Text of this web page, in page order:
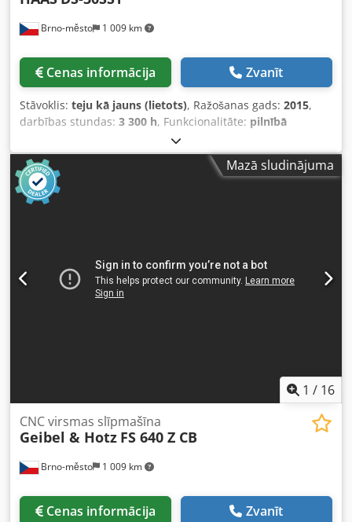
Brno-město 1 009 km
Cenas informācija Zvanīt
Stāvoklis: teju kā jauns (lietots), Ražošanas gads: 2015,
darbības stundas: 3 300 h, Funkcionalitāte: pilnībā
, Iekārtas teicamā stāvoklī, gandrīz jauna,
darbojusies tikai 3300 stundas. Iekārtas svars 7259,5 kg
Credpfx Ajzmu Utopyef Maksimālais apstrādes garums
584,2 mm Maksimālais apstrādes diametrs 406,4 mm
Maksimālais attālums starp centriem 807,7 mm X ass:
pretēji rotējošu vārpstu. Y ass +/- 50,6 mm - kustīgi
instrumenti visās pozīcijās C ass Iekļauts automātiskais
materiālu padeves mehānisms - maksimālais materiāla
Mazā sludinājuma
1 / 16
Brno-město 1 009 km
CNC virsmas slīpmašīna
Geibel & Hotz FS 640 Z CB
Cenas informācija Zvanīt